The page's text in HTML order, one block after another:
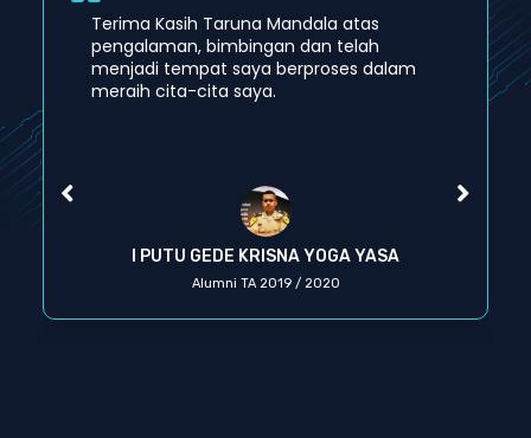
I PUTU GEDE KRISNA YOGA YASA
Alumni TA 2019 / 2020
Terima Kasih Taruna Mandala atas
pengalaman, bimbingan dan telah
menjadi tempat saya berproses dalam
meraih cita-cita saya.